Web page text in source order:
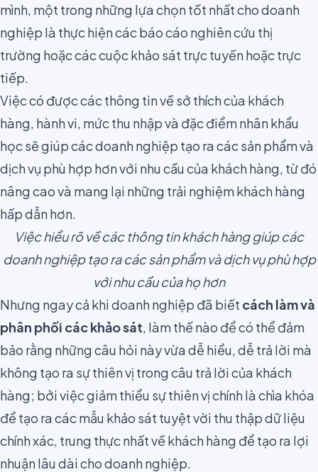
mình, một trong những lựa chọn tốt nhất cho doanh
nghiệp là thực hiện các báo cáo nghiên cứu thị
trường hoặc các cuộc khảo sát trực tuyến hoặc trực
tiếp.
Việc có đượccác thông tin về sở thích của khách
hàng, hành vi, mức thu nhập và đặc điểm nhân khẩu
họcsẽ giúp các doanh nghiệp tạo ra các sản phẩm và
dịch vụ phù hợp hơn với nhu cầu của khách hàng, từ đó
nâng cao và mang lại những trải nghiệm khách hàng
hấp dẫn hơn.
Việc hiểu rõ về các thông tin khách hàng giúp các
doanh nghiệp tạo ra các sản phẩm và dịch vụ phù hợp
với nhu cầu của họ hơn
Nhưng ngay cả khi doanh nghiệp đã biết cách làm và
phân phối các khảo sát, làm thế nào để có thể đảm
bảo rằng những câu hỏi này vừa dễ hiểu, dễ trả lời mà
không tạo ra sự thiên vị trong câu trả lời của khách
hàng; bởi việc giảm thiểu sự thiên vị chính là chìa khóa
để tạo ra các mẫu khảo sát tuyệt vời thu thập dữ liệu
chính xác, trung thực nhất về khách hàng để tạo ra lợi
nhuận lâu dài cho doanh nghiệp.